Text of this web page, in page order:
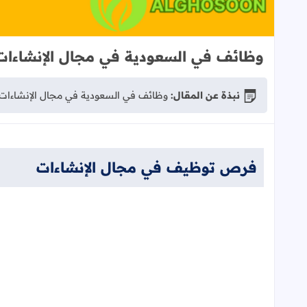
وظائف في السعودية في مجال
نبذة عن المقال: وظائف في السعودية في مجال
فرص توظيف في مجال الإنشاءات